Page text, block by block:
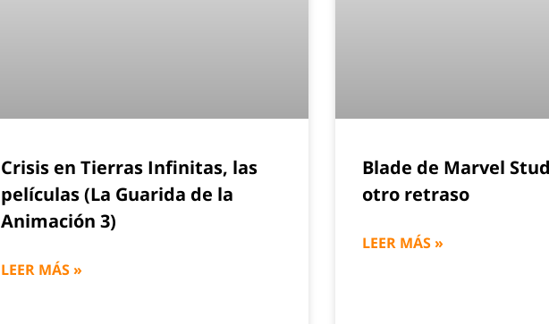
Crisis en Tierras Infinitas, las
películas (La Guarida de la
Animación 3)
LEER MÁS »
Blade de Marvel
otro retraso
LEER MÁS »